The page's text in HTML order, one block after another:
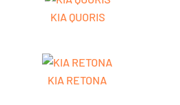
KIA QUORIS
KIA RETONA